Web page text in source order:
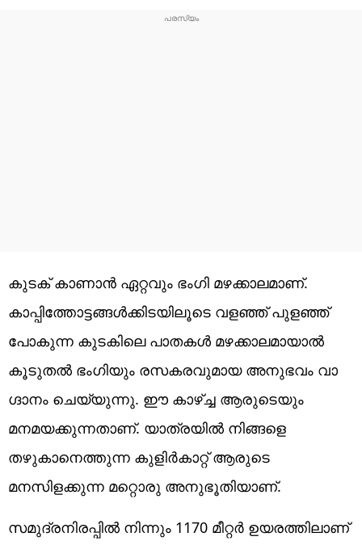
കുടക് കാണാൻ ഏറ്റവും ഭം​ഗി മഴക്കാലമാണ്.
കാപ്പിത്തോട്ടങ്ങൾക്കിടയിലൂടെ വളഞ്ഞ് പുളഞ്ഞ്
പോകുന്ന കുടകിലെ പാതകൾ മഴക്കാലമായാൽ
കൂടുതൽ ഭം​ഗിയും രസകരവുമായ അനുഭവം വാ​
ഗ്ദാനം ചെയ്യുന്നു. ഈ കാഴ്ച്ച ആരുടെയും
മനമയക്കുന്നതാണ്. യാത്രയിൽ നിങ്ങളെ
തഴുകാനെത്തുന്ന കുളിർകാറ്റ് ആരുടെ
മനസിളക്കുന്ന മറ്റൊരു അനുഭൂതിയാണ്.
സമുദ്രനിരപ്പിൽ നിന്നും 1170 മീറ്റർ ഉയരത്തിലാണ്